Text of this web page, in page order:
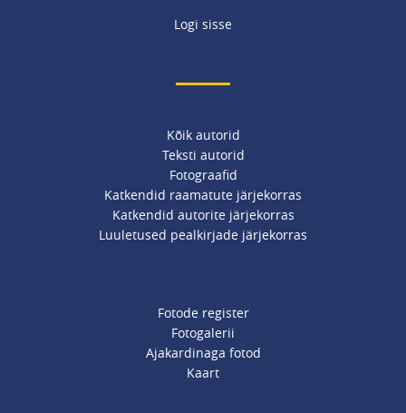
Logi sisse
Kõik autorid
Teksti autorid
Fotograafid
Katkendid raamatute järjekorras
Katkendid autorite järjekorras
Luuletused pealkirjade järjekorras
Fotode register
Fotogalerii
Ajakardinaga fotod
Kaart